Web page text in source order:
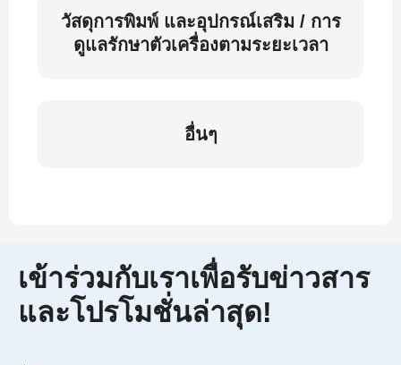
วัสดุการพิมพ์ และอุปกรณ์เสริม / การ
ดูแลรักษาตัวเครื่องตามระยะเวลา
อื่นๆ
เข้าร่วมกับเราเพื่อรับข่าวสาร
และโปรโมชั่นล่าสุด!